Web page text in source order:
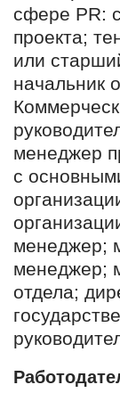
сфере PR:
проекта;
или
начальник
менеджер
с
менеджер;
менеджер;
отдела;